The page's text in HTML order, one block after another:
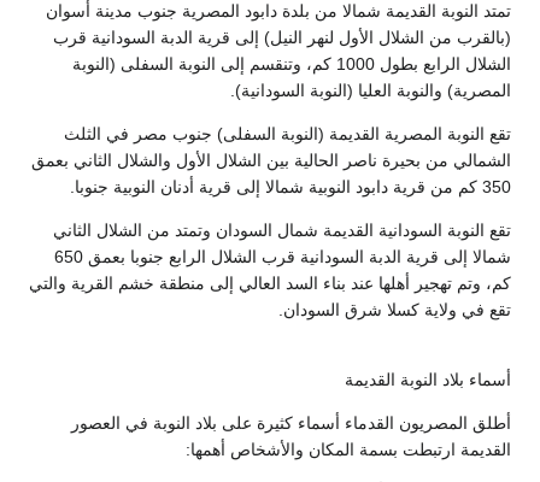
تمتد النوبة القديمة شمالا من بلدة دابود المصرية جنوب مدينة أسوان
(بالقرب من الشلال الأول لنهر النيل) إلى قرية الدبة السودانية قرب
الشلال الرابع بطول 1000 كم، وتنقسم إلى النوبة السفلى (النوبة
المصرية) والنوبة العليا (النوبة السودانية).
تقع النوبة المصرية القديمة (النوبة السفلى) جنوب مصر في الثلث
الشمالي من بحيرة ناصر الحالية بين الشلال الأول والشلال الثاني بعمق
350 كم من قرية دابود النوبية شمالا إلى قرية أدنان النوبية جنوبا.
تقع النوبة السودانية القديمة شمال السودان وتمتد من الشلال الثاني
شمالا إلى قرية الدبة السودانية قرب الشلال الرابع جنوبا بعمق 650
كم، وتم تهجير أهلها عند بناء السد العالي إلى منطقة خشم القرية والتي
تقع في ولاية كسلا شرق السودان.
أسماء بلاد النوبة القديمة
أطلق المصريون القدماء أسماء كثيرة على بلاد النوبة في العصور
القديمة ارتبطت بسمة المكان والأشخاص أهمها: